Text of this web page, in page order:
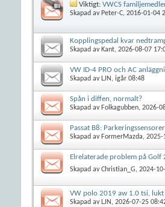
Viktigt: VWCS
Skapad av Peter-C, 2016-01-04
Kopplingspedal kvar
Skapad av Kant, 2026-08-07
VW ID-4 PRO och AC
Skapad av LJN , igår 08:48
Spån i diffen, normalt?
Skapad av Folkagubben, 2026-
Passat B8: Parkeringssensorer
Skapad av FormerMazda, 2025-
Elrelaterade problem på Golf
Skapad avChristian_G, 2024-
VW polo 2019 aw 1.0 tsi,
Skapad av LJN , 2026-07-25